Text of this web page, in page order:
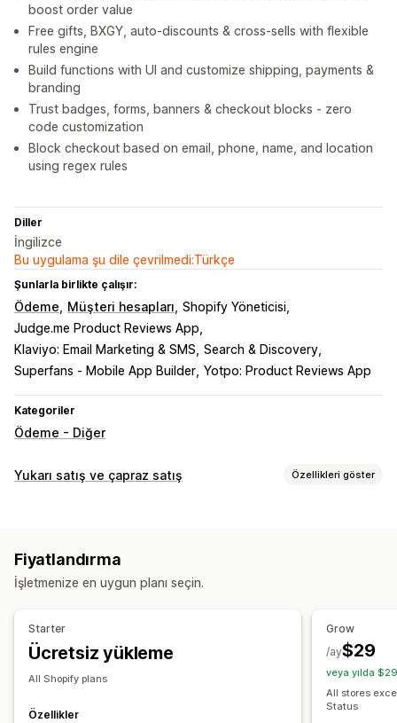
boost order value
Free gifts, BXGY, auto-discounts & cross-sells with flexible
rules engine
Build functions with UI and customize shipping, payments &
branding
Trust badges, forms, banners & checkout blocks - zero
code customization
Block checkout based on email, phone, name, and location
using regex rules
Diller
İngilizce
Bu uygulama şu dile çevrilmedi:Türkçe
Şunlarla birlikte çalışır:
Ödeme Müşteri hesapları Shopify Yöneticisi
Judge.me Product Reviews App
Klaviyo: Email Marketing & SMS Search & Discovery
Superfans ‑ Mobile App Builder Yotpo: Product Reviews App
Kategoriler
Ödeme - Diğer
Yukarı satış ve çapraz satış Özellikleri göster
İlerleme çubuğu
Tek tıklamalı eklentiler Sürükle ve bırak düzenleyicisi
Teklifler ve öneriler
Ücretsiz hediyeler
Ürün önerileri
Genellikle birlikte satın alınan ürünler
Adet indirimleri
Kademeli indirimler
Fiyatlandırma
İşletmenize en uygun planı seçin.
Starter
Ücretsiz yükleme
All Shopify plans
Özellikler
Grow
$29
/ay
veya yılda
All stores
Status